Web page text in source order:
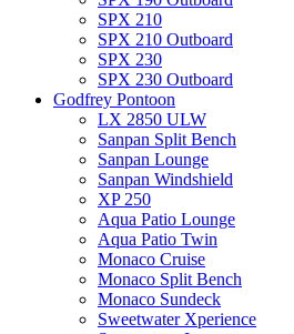
SPX 210
SPX 210 Outboard
SPX 230
SPX 230 Outboard
Godfrey Pontoon
LX 2850 ULW
Sanpan Split Bench
Sanpan Lounge
Sanpan Windshield
XP 250
Aqua Patio Lounge
Aqua Patio Twin
Monaco Cruise
Monaco Split Bench
Monaco Sundeck
Sweetwater Xperience